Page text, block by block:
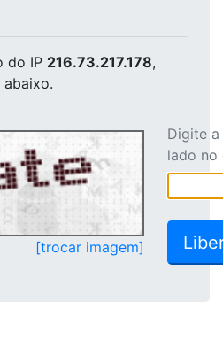
do IP 216.73.217.178,
[trocar imagem]
Digite
lado no